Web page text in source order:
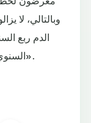
وبالتالي، لا
الدم ربع
السنوي لأمراض الكلى ومستويات الكوليسترول».